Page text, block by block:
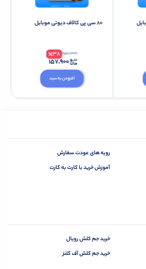
۸۰ سی پی کالاف دیوتی موبایل
افزودن به سبد
256,329
38
157,900
رویه های عودت سفارش
آموزش خرید با کارت به کارت
خرید جم کلش رویال‌‌‌‌‌‌‌‌‌‌‌‌‌‌‌‌‌
خرید جم کلش آف کلنز‌‌‌‌‌‌‌‌‌‌‌‌‌‌‌‌ ‌‌‌‌‌